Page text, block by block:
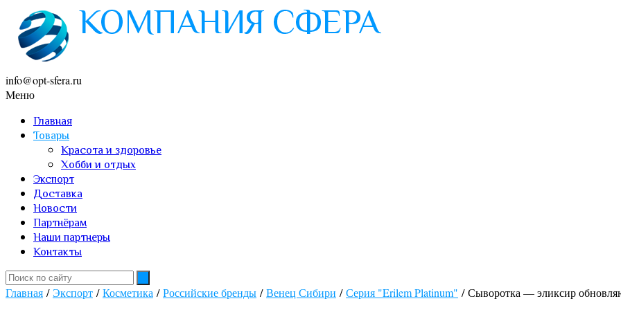
info@opt-sfera.ru
Меню
Главная
Товары
Красота и здоровье
Хобби и отдых
Экспорт
Доставка
Новости
Партнёрам
Наши партнеры
Контакты
Главная /Экспорт /Косметика /Российские бренды /Венец Сибири /Серия "Erilem Platinum" / Сыворотка — эликсир